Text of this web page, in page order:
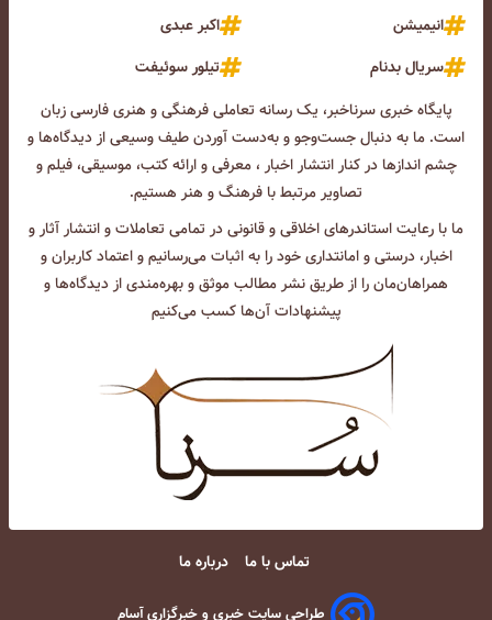
انیمیشن
اکبر عبدی
سریال بدنام
تیلور سوئیفت
پایگاه خبری سرناخبر، یک رسانه تعاملی فرهنگی و هنری فارسی زبان
است. ما به دنبال جست‌و‌جو و به‌دست آوردن طیف وسیعی از دیدگاه‌ها و
چشم انداز‌ها در کنار انتشار اخبار ، معرفی و ارائه کتب، موسیقی، فیلم و
تصاویر مرتبط با فرهنگ و هنر هستیم.
ما با رعایت استاندرهای اخلاقی و قانونی در تمامی تعاملات و انتشار آثار و
اخبار، درستی و امانتداری خود را به اثبات می‌رسانیم و اعتماد کاربران و
همراهان‌مان را از طریق نشر مطالب موثق و بهره‌مندی از دیدگاه‌ها و
پیشنهادات آن‌ها کسب می‌کنیم
تماس با ما درباره ما
طراحی سایت خبری و خبرگزاری آسام